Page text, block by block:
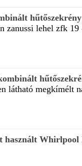
zanussi lehel zfk 19
látható megkímélt
használt